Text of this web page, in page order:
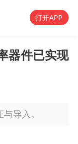
打开APP
器件已实现
导入。